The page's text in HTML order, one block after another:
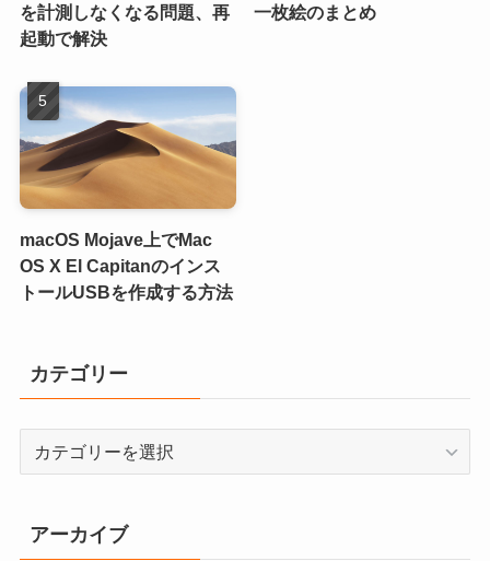
を計測しなくなる問題、再
起動で解決
一枚絵のまとめ
macOS Mojave上でMac
OS X El Capitanのインス
トールUSBを作成する方法
カテゴリー
リ
ー
アーカイブ